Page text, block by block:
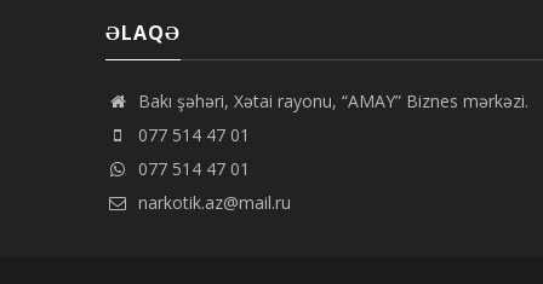
ƏLAQƏ
Bakı şəhəri, Xətai rayonu, “AMAY” Biznes mərkəzi.
077 514 47 01
077 514 47 01
narkotik.az@mail.ru